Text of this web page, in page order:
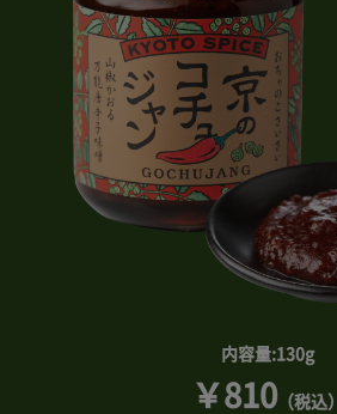
内容量:130g
￥810（税込）